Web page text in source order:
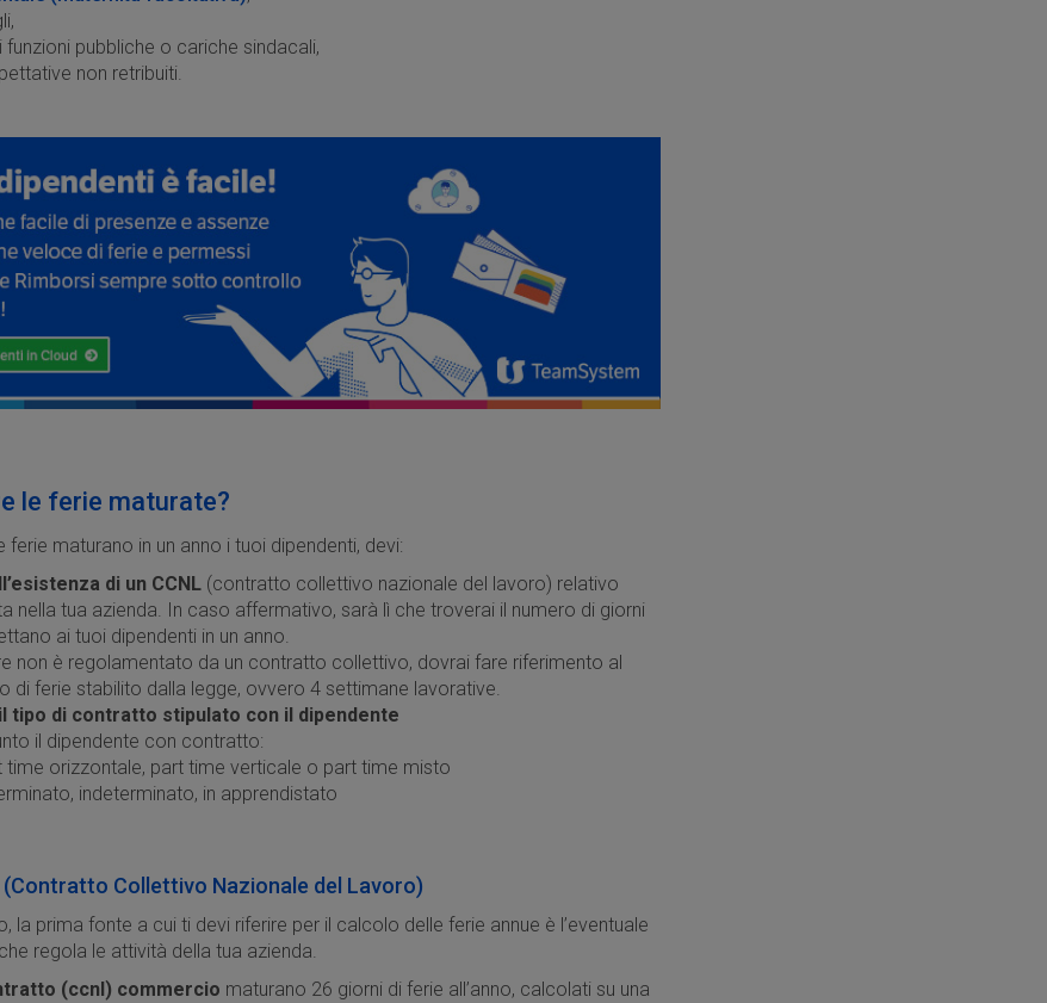
pubbliche o cariche sindacali,
non retribuiti.
le ferie maturate?
ferie maturano in un anno i tuoi dipendenti, devi:
di un CCNL (contratto collettivo nazionale del lavoro) relativo
nella tua azienda. In caso affermativo, sarà lì che troverai il numero di giorni
ai tuoi dipendenti in un anno.
non è regolamentato da un contratto collettivo, dovrai fare riferimento al
di ferie stabilito dalla legge, ovvero 4 settimane lavorative.
tipo di contratto stipulato con il dipendente
il dipendente con contratto:
time orizzontale, part time verticale o part time misto
indeterminato, in apprendistato
(Contratto Collettivo Nazionale del Lavoro)
la prima fonte a cui ti devi riferire per il calcolo delle ferie annue è l’eventuale
regola le attività della tua azienda.
(ccnl) commercio maturano 26 giorni di ferie all’anno, calcolati su una